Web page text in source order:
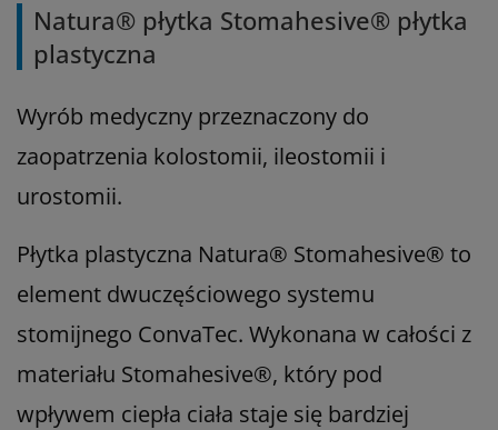
Natura® płytka Stomahesive® płytka
plastyczna
Wyrób medyczny przeznaczony do
zaopatrzenia kolostomii, ileostomii i
urostomii.
Płytka plastyczna Natura® Stomahesive® to
element dwuczęściowego systemu
stomijnego ConvaTec. Wykonana w całości z
materiału Stomahesive®, który pod
wpływem ciepła ciała staje się bardziej